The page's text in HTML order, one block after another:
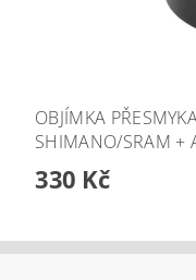
OBJÍMKA
SHIMANO/SRAM +
330 Kč